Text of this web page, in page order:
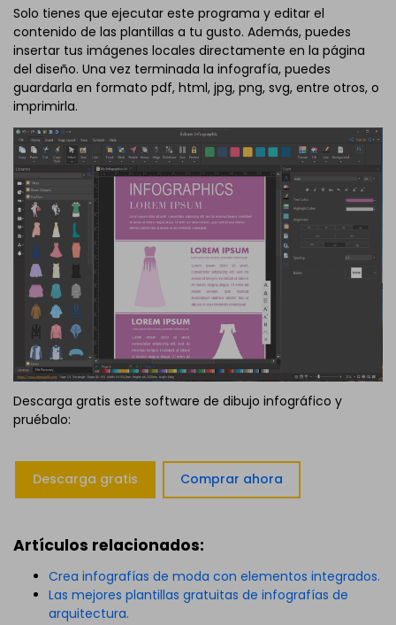
Solo tienes que ejecutar este programa y editar el
contenido de las plantillas a tu gusto. Además, puedes
insertar tus imágenes locales directamente en la página
del diseño. Una vez terminada la infografía, puedes
guardarla en formato pdf, html, jpg, png, svg, entre otros, o
imprimirla.
Descarga gratis este software de dibujo infográfico y
pruébalo:
Descarga gratis Comprar ahora
Artículos relacionados:
Crea infografías de moda con elementos integrados.
Las mejores plantillas gratuitas de infografías de
arquitectura.